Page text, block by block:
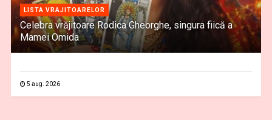
LISTA VRAJITOARELOR
Celebra vrăjitoare Rodica Gheorghe, singura fiică a
Mamei Omida
5 aug. 2026